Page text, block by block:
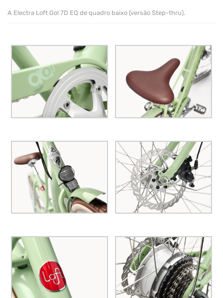
A Electra Loft Go! 7D EQ de quadro baixo (versão Step-thru).